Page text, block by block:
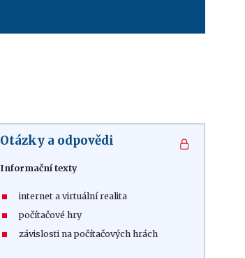
Otázky a odpovědi
Informační texty
internet a virtuální realita
počítačové hry
závislosti na počítačových hrách